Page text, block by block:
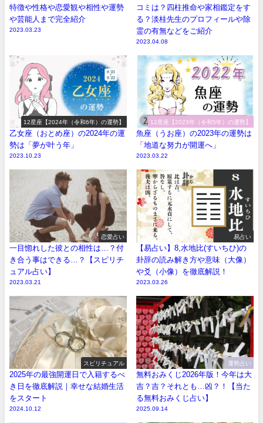
特徴や性格や恋愛観や相性や運勢
や芸能人まで完全紹介
2023.03.23
コミは？四柱推命や家相鑑定をす
る？淡桂先生のプロフィールや除
霊の有無などをご紹介
2023.04.08
12星座【2024年（令和6年）の運勢】
乙女座（おとめ座）の2024年の運
勢は「夢が叶う年」
2023.10.23
12星座【2023年（令和5年）の運勢】
魚座（うお座）の2023年の運勢は
「地道な努力が開運へ」
2023.03.22
恋愛占い
一目惚れした彼との相性は…？付
き合う事はできる…？【スピリチ
ュアル占い】
2023.03.21
易占い
【易占い】8,水地比(すいちひ)の
卦辞の読み解き方や意味（大像）
や爻（小像）を徹底解説！
2023.03.26
スピリチュアル
2025年の最強開運日で入籍するべ
き日を徹底解説｜幸せな結婚生活
をスタート
2024.10.12
運勢占い
無料おみくじ2026年版！今年は大
吉？吉？それとも…凶？！【当た
る無料おみくじ占い】
2025.09.14